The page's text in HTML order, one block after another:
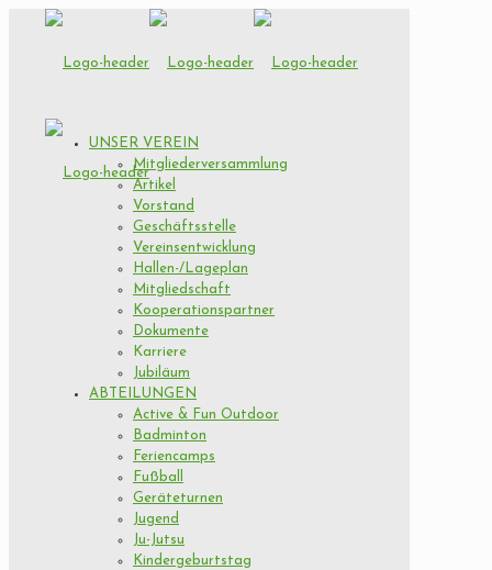
UNSER VEREIN
Mitgliederversammlung
Artikel
Vorstand
Geschäftsstelle
Vereinsentwicklung
Hallen-/Lageplan
Mitgliedschaft
Kooperationspartner
Dokumente
Karriere
Jubiläum
ABTEILUNGEN
Active & Fun Outdoor
Badminton
Feriencamps
Fußball
Geräteturnen
Jugend
Ju-Jutsu
Kindergeburtstag